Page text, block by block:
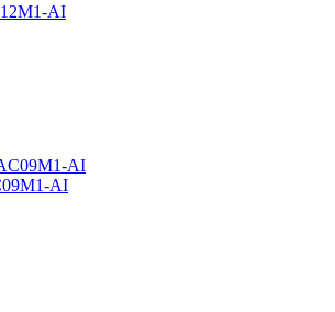
AI
AI